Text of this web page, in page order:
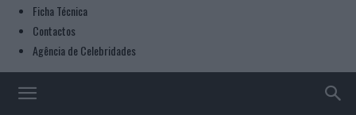
Ficha Técnica
Contactos
Agência de Celebridades